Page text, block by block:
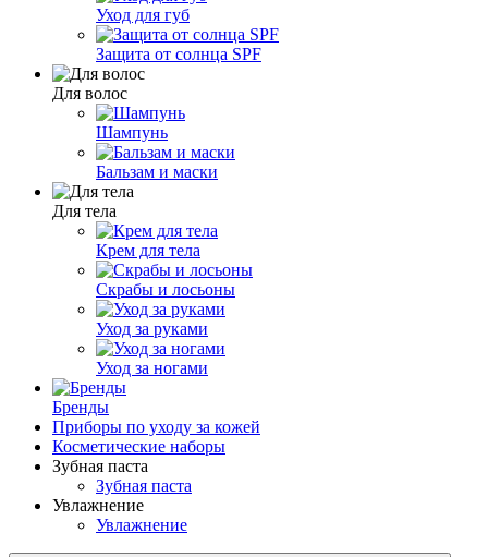
Уход для губ
Защита от солнца SPF
Для волос
Шампунь
Бальзам и маски
Для тела
Крем для тела
Скрабы и лосьоны
Уход за руками
Уход за ногами
Бренды
Приборы по уходу за кожей
Косметические наборы
Зубная паста
Зубная паста
Увлажнение
Увлажнение